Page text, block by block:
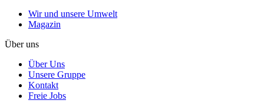
Wir und unsere Umwelt
Magazin
Über uns
Über Uns
Unsere Gruppe
Kontakt
Freie Jobs